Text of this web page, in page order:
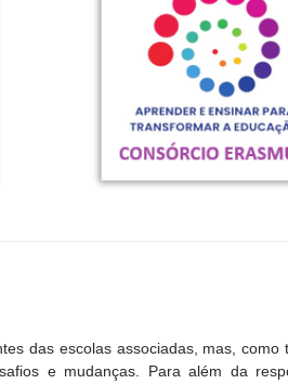
das escolas associadas, mas, como
e mudanças. Para além da